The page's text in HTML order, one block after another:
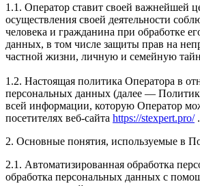
1.1. Оператор ставит своей важнейшей
осуществления своей деятельности
человека и гражданина при обработке
данных, в том числе защиты прав на
частной жизни, личную и семейную
1.2. Настоящая политика Оператора в
персональных данных (далее —
всей информации, которую Оператор
посетителях веб-сайта https://stexpert.pro/.
2. Основные понятия, используемые в
2.1. Автоматизированная обработка
обработка персональных данных с